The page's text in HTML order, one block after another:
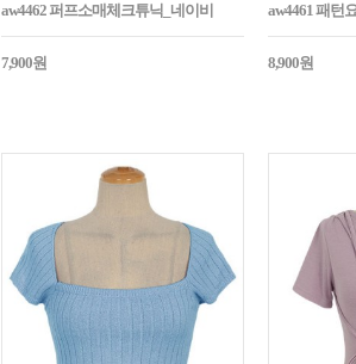
aw4462 퍼프소매체크튜닉_네이비
7,900원
aw4461 패턴
8,900원